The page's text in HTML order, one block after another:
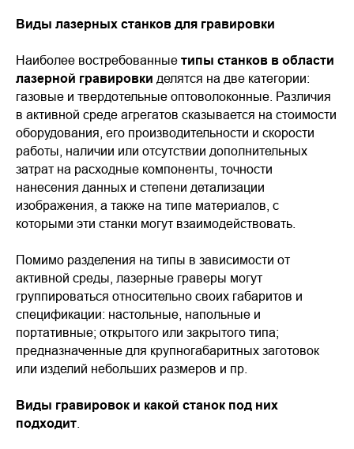
Виды лазерных станков для гравировки
Наиболее востребованные типы станков в области
лазерной гравировки делятся на две категории:
газовые и твердотельные оптоволоконные. Различия
в активной среде агрегатов сказывается на стоимости
оборудования, его производительности и скорости
работы, наличии или отсутствии дополнительных
затрат на расходные компоненты, точности
нанесения данных и степени детализации
изображения, а также на типе материалов, с
которыми эти станки могут взаимодействовать.
Помимо разделения на типы в зависимости от
активной среды, лазерные граверы могут
группироваться относительно своих габаритов и
спецификации: настольные, напольные и
портативные; открытого или закрытого типа;
предназначенные для крупногабаритных заготовок
или изделий небольших размеров и пр.
Виды гравировок и какой станок под них
подходит